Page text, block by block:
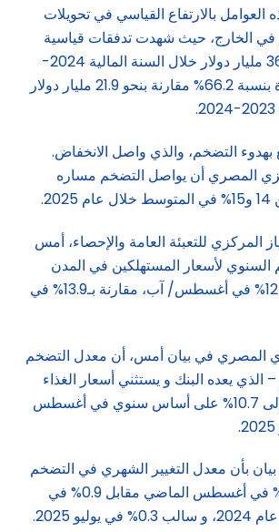
العوامل بالارتفاع القياسي في تحويلات
في الخارج، حيث شهدت تدفقات قياسية
بعدما بلغت نحو 36.5 مليار دولار خلال السنة المالية 2024-
2025، بمعدل زيادة بنسبة 66.2% مقارنة بنحو 21.9 مليار دولار
بهدوء التضخم، والذي واصل الانخفاض.
المصري أن يواصل التضخم مساره
المركزي للتعبئة العامة والإحصاء، أمس
السنوي لأسعار المستهلكين في المدن
المصرية تباطأ إلى 12% في أغسطس/ آب، مقارنة بـ13.9% في
المصري في بيان أمس، أن معدل التضخم
يعده البنك و يستثني أسعار الغذاء
والطاقة- انخفض إلى 10.7% على أساس سنوي في أغسطس
بأن معدل التغيير الشهري في التضخم
القياسي سجل 0.1% في أغسطس الماضي مقابل 0.9% في
2025.